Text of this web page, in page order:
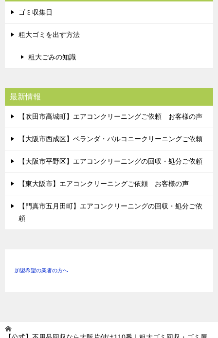
ゴミ収集日
粗大ゴミを出す方法
粗大ごみの知識
最新情報
【吹田市高城町】エアコンクリーニングご依頼 お客様の声
【大阪市西成区】ベランダ・バルコニークリーニングご依頼
【大阪市平野区】エアコンクリーニングの回収・処分ご依頼
【東大阪市】エアコンクリーニングご依頼 お客様の声
【門真市五月田町】エアコンクリーニングの回収・処分ご依
頼
加盟希望の業者の方へ